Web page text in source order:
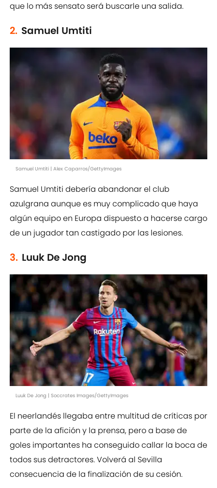
que lo más sensato será buscarle una salida.
2. Samuel Umtiti
Samuel Umtiti | Alex Caparros/GettyImages
Samuel Umtiti debería abandonar el club
azulgrana aunque es muy complicado que haya
algún equipo en Europa dispuesto a hacerse cargo
de un jugador tan castigado por las lesiones.
3. Luuk De Jong
Luuk De Jong | Soccrates Images/GettyImages
El neerlandés llegaba entre multitud de críticas por
parte de la afición y la prensa, pero a base de
goles importantes ha conseguido callar la boca de
todos sus detractores. Volverá al Sevilla
consecuencia de la finalización de su cesión.